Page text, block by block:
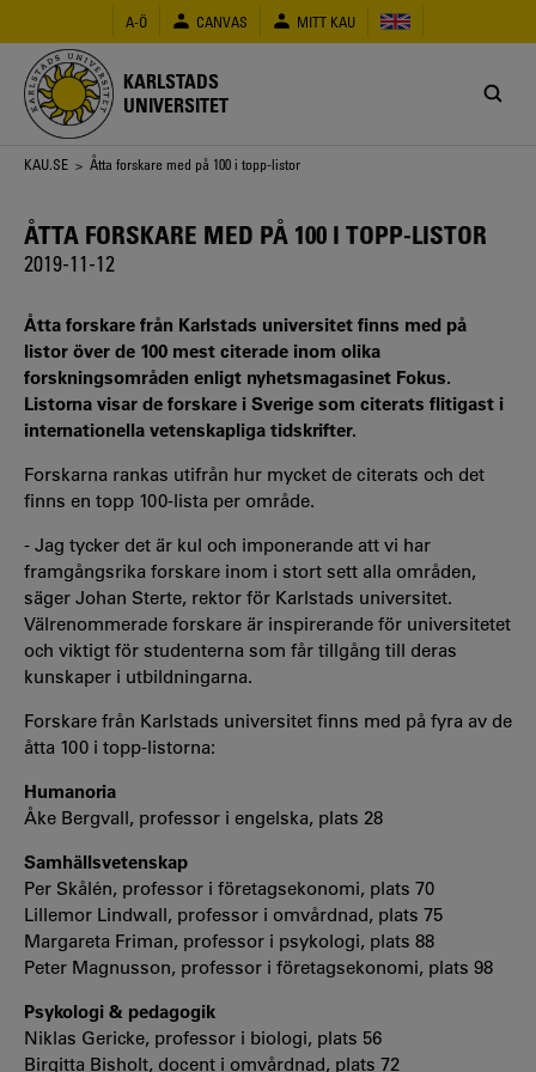
huvudinnehåll
A-Ö CANVAS MITT KAU
KARLSTADS
UNIVERSITET
Länkstig
KAU.SE > Åtta forskare med på 100 i topp-listor
ÅTTA FORSKARE MED PÅ 100 I TOPP-LISTOR
2019-11-12
Åtta forskare från Karlstads universitet finns med på
listor över de 100 mest citerade inom olika
forskningsområden enligt nyhetsmagasinet Fokus.
Listorna visar de forskare i Sverige som citerats flitigast i
internationella vetenskapliga tidskrifter.
Forskarna rankas utifrån hur mycket de citerats och det
finns en topp 100-lista per område.
- Jag tycker det är kul och imponerande att vi har
framgångsrika forskare inom i stort sett alla områden,
säger Johan Sterte, rektor för Karlstads universitet.
Välrenommerade forskare är inspirerande för universitetet
och viktigt för studenterna som får tillgång till deras
kunskaper i utbildningarna.
Forskare från Karlstads universitet finns med på fyra av de
åtta 100 i topp-listorna:
Humanoria
Åke Bergvall, professor i engelska, plats 28
Samhällsvetenskap
Per Skålén, professor i företagsekonomi, plats 70
Lillemor Lindwall, professor i omvårdnad, plats 75
Margareta Friman, professor i psykologi, plats 88
Peter Magnusson, professor i företagsekonomi, plats 98
Psykologi & pedagogik
Niklas Gericke, professor i biologi, plats 56
Birgitta Bisholt, docent i omvårdnad, plats 72